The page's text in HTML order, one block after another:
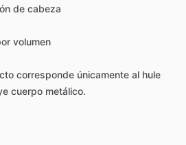
de cabeza
volumen
corresponde únicamente al hule
cuerpo metálico.